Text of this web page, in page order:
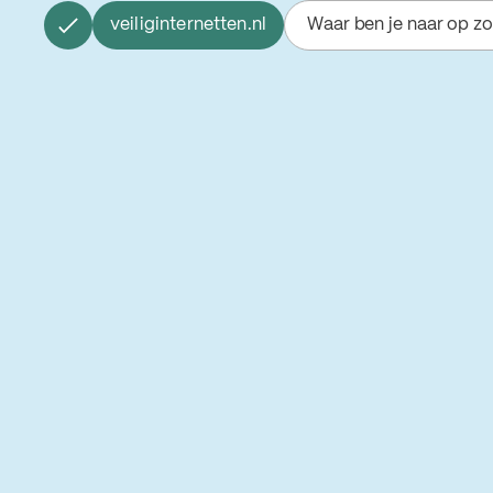
veiliginternetten.nl Waar ben je naar op